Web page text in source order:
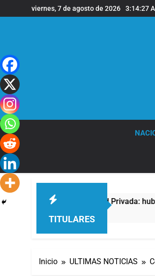
al
viernes, 7 de agosto de 2026 3:14:27
TITULARES
Ley de Propiedad Privada: hubo
Inicio ULTIMAS NOTICIAS